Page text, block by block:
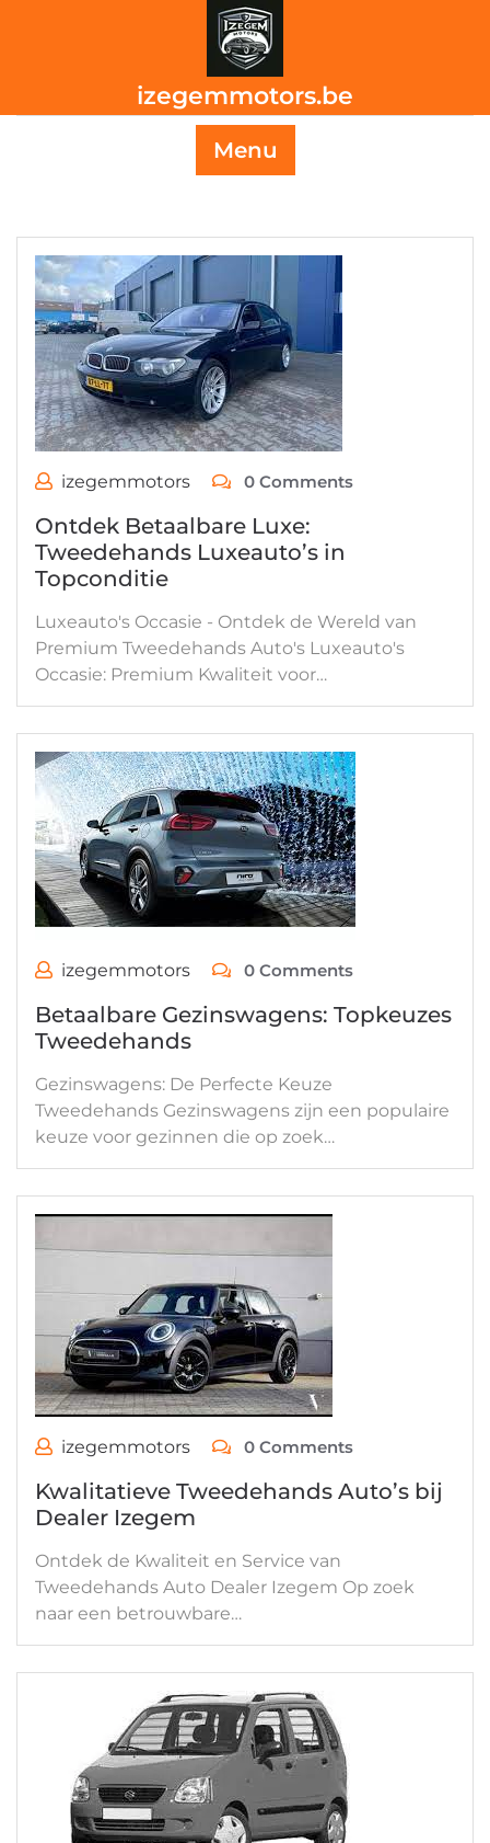
izegemmotors.be
Menu
izegemmotors 0 Comments
Ontdek Betaalbare Luxe:
Tweedehands Luxeauto’s in
Topconditie
Luxeauto's Occasie - Ontdek de Wereld van
Premium Tweedehands Auto's Luxeauto's
Occasie: Premium Kwaliteit voor…
izegemmotors 0 Comments
Betaalbare Gezinswagens: Topkeuzes
Tweedehands
Gezinswagens: De Perfecte Keuze
Tweedehands Gezinswagens zijn een populaire
keuze voor gezinnen die op zoek…
izegemmotors 0 Comments
Kwalitatieve Tweedehands Auto’s bij
Dealer Izegem
Ontdek de Kwaliteit en Service van
Tweedehands Auto Dealer Izegem Op zoek
naar een betrouwbare…